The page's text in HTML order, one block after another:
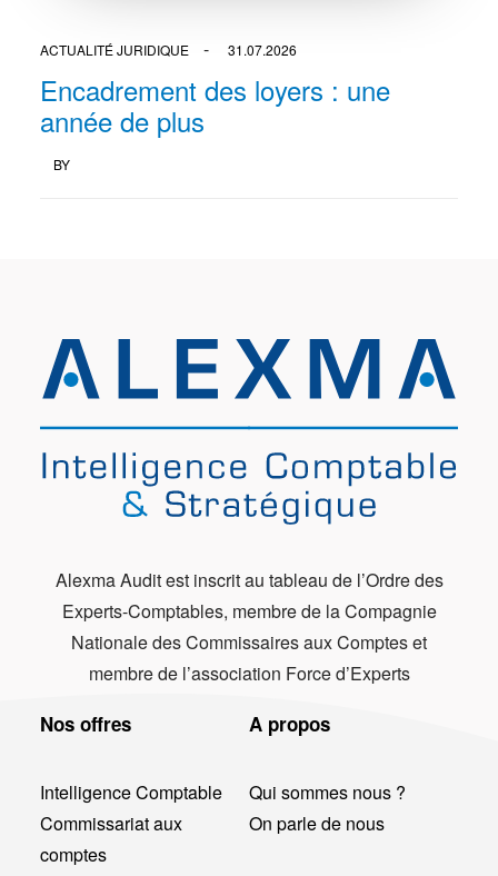
ACTUALITÉ JURIDIQUE 31.07.2026
Encadrement des loyers : une
année de plus
BY
Alexma Audit est inscrit au tableau de l’Ordre des
Experts-Comptables, membre de la Compagnie
Nationale des Commissaires aux Comptes et
membre de l’association Force d’Experts
Nos offres
Intelligence Comptable
Commissariat aux
comptes
A propos
Qui sommes nous ?
On parle de nous